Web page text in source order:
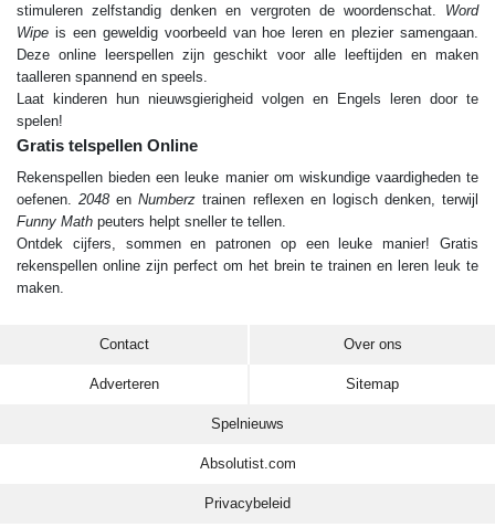
stimuleren zelfstandig denken en vergroten de woordenschat. Word
Wipe is een geweldig voorbeeld van hoe leren en plezier samengaan.
Deze online leer­spellen zijn geschikt voor alle leeftijden en maken
taalleren spannend en speels.
Laat kinderen hun nieuwsgierigheid volgen en Engels leren door te
spelen!
Gratis telspellen Online
Rekenspellen bieden een leuke manier om wiskundige vaardigheden te
oefenen.2048 enNumberz trainen reflexen en logisch denken, terwijl
Funny Math peuters helpt sneller te tellen.
Ontdek cijfers, sommen en patronen op een leuke manier! Gratis
rekenspellen online zijn perfect om het brein te trainen en leren leuk te
maken.
Contact Over ons
Adverteren Sitemap
Spelnieuws
Absolutist.com
Privacybeleid